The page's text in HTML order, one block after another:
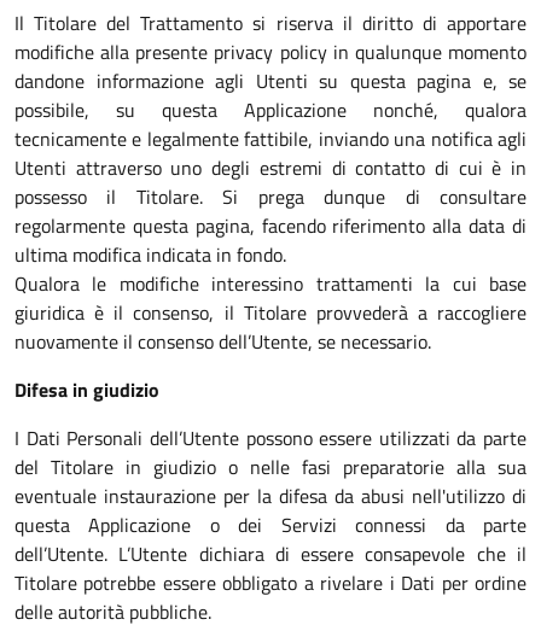
Il Titolare del Trattamento si riserva il diritto di apportare
modifiche alla presente privacy policy in qualunque momento
dandone informazione agli Utenti su questa pagina e, se
possibile, su questa Applicazione nonché, qualora
tecnicamente e legalmente fattibile, inviando una notifica agli
Utenti attraverso uno degli estremi di contatto di cui è in
possesso il Titolare. Si prega dunque di consultare
regolarmente questa pagina, facendo riferimento alla data di
ultima modifica indicata in fondo.
Qualora le modifiche interessino trattamenti la cui base
giuridica è il consenso, il Titolare provvederà a raccogliere
nuovamente il consenso dell’Utente, se necessario.
Difesa in giudizio
I Dati Personali dell’Utente possono essere utilizzati da parte
del Titolare in giudizio o nelle fasi preparatorie alla sua
eventuale instaurazione per la difesa da abusi nell'utilizzo di
questa Applicazione o dei Servizi connessi da parte
dell’Utente. L’Utente dichiara di essere consapevole che il
Titolare potrebbe essere obbligato a rivelare i Dati per ordine
delle autorità pubbliche.